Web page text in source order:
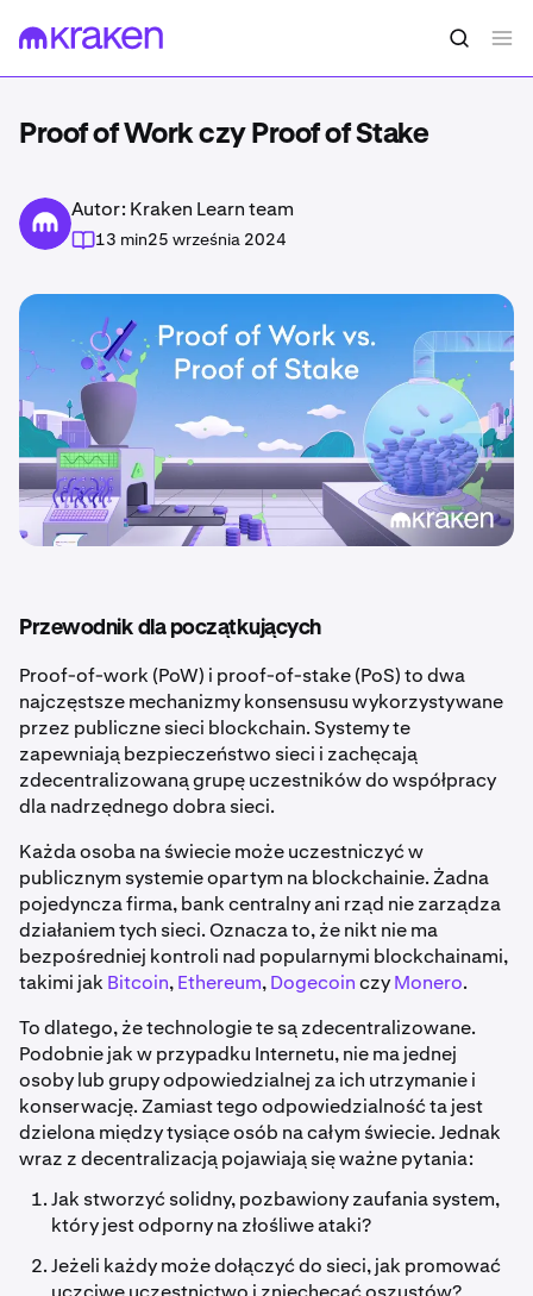
Proof of Work czy Proof of Stake
Autor: Kraken Learn team
13 min25 września 2024
Przewodnik dla początkujących
Proof-of-work (PoW) i proof-of-stake (PoS) to dwa
najczęstsze mechanizmy konsensusu wykorzystywane
przez publiczne sieci blockchain. Systemy te
zapewniają bezpieczeństwo sieci i zachęcają
zdecentralizowaną grupę uczestników do współpracy
dla nadrzędnego dobra sieci.
Każda osoba na świecie może uczestniczyć w
publicznym systemie opartym na blockchainie. Żadna
pojedyncza firma, bank centralny ani rząd nie zarządza
działaniem tych sieci. Oznacza to, że nikt nie ma
bezpośredniej kontroli nad popularnymi blockchainami,
takimi jak Bitcoin,Ethereum,DogecoinczyMonero.
To dlatego, że technologie te są zdecentralizowane.
Podobnie jak w przypadku Internetu, nie ma jednej
osoby lub grupy odpowiedzialnej za ich utrzymanie i
konserwację. Zamiast tego odpowiedzialność ta jest
dzielona między tysiące osób na całym świecie. Jednak
wraz z decentralizacją pojawiają się ważne pytania:
Jak stworzyć solidny, pozbawiony zaufania system,
który jest odporny na złośliwe ataki?
Jeżeli każdy może dołączyć do sieci, jak promować